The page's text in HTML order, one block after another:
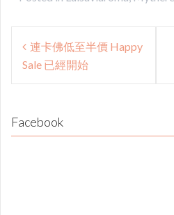
Post
navigation
連卡佛低至半價 Happy
Sale 已經開始
Facebook